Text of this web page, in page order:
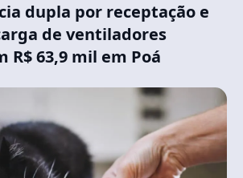
dupla por receptação e
de ventiladores
R$ 63,9 mil em Poá